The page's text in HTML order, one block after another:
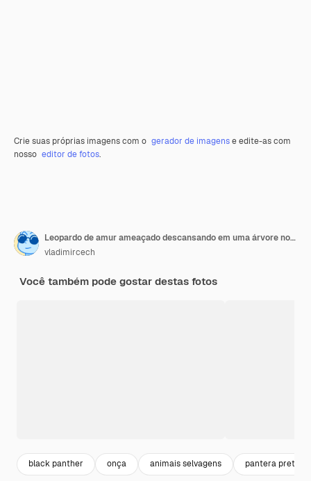
Crie suas próprias imagens com o gerador de imagense edite-as com
nosso editor de fotos.
Leopardo de amur ameaçado descansando em uma árvore no habitat natural Animais selvagens em cativeiro Lindo felino e carnívoro Panthera pardus orientalis
vladimircech
Você também pode gostar destas fotos
black panther onça animais selvagens pantera preta